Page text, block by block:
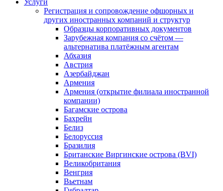
Услуги
Регистрация и сопровождение офшорных и
других иностранных компаний и структур
Образцы корпоративных документов
Зарубежная компания со счётом —
альтернатива платёжным агентам
Абхазия
Австрия
Азербайджан
Армения
Армения (открытие филиала иностранной
компании)
Багамские острова
Бахрейн
Белиз
Белоруссия
Бразилия
Британские Виргинские острова (BVI)
Великобритания
Венгрия
Вьетнам